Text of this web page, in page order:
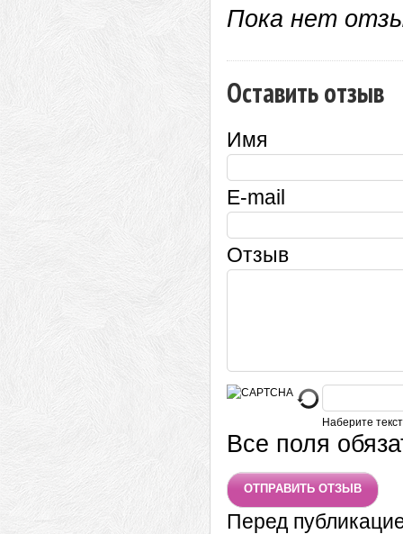
Пока нет
Оставить отзыв
Имя
E-mail
Отзыв
Наберите
Все поля
Перед